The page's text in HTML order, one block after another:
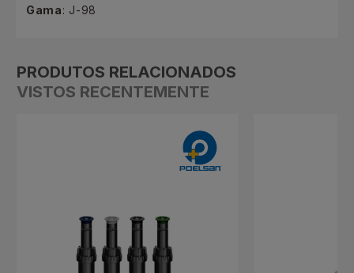
Gama: J-98
PRODUTOS RELACIONADOS
VISTOS RECENTEMENTE